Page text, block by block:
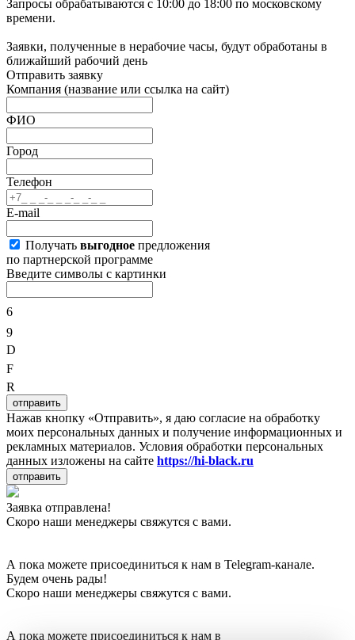
Запросы обрабатываются с 10:00 до 18:00 по московскому
времени.
Заявки, полученные в нерабочие часы, будут обработаны в
ближайший рабочий день
Отправить заявку
Компания (название или ссылка на сайт)
ФИО
Город
Телефон
E-mail
Получать выгодное предложения
по партнерской программе
Введите символы с картинки
6
9
D
F
R
отправить
Нажав кнопку «Отправить», я даю согласие на обработку
моих персональных данных и получение информационных и
рекламных материалов. Условия обработки персональных
данных изложены на сайте https://hi-black.ru
отправить
Заявка отправлена!
Скоро наши менеджеры свяжутся с вами.
А пока можете присоединиться к нам в Telegram-канале.
Будем очень рады!
Скоро наши менеджеры свяжутся с вами.
А пока можете присоединиться к нам в